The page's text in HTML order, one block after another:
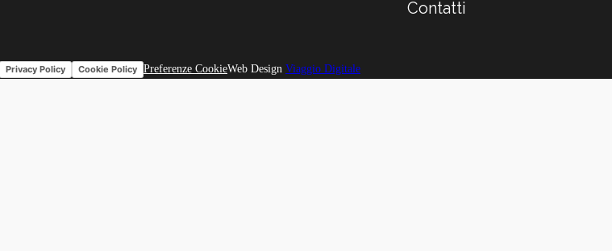
Contatti
Privacy Policy Cookie Policy Preferenze CookieWeb Design Viaggio Digitale